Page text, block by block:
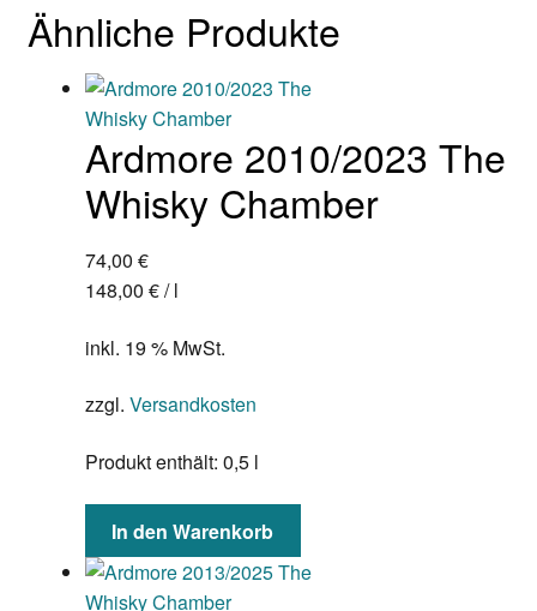
Ähnliche Produkte
Ardmore 2010/2023 The
Whisky Chamber
74,00 €
148,00 €/l
inkl. 19 % MwSt.
zzgl. Versandkosten
Produkt enthält: 0,5 l
In den Warenkorb